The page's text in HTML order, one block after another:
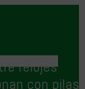
relojes
con pilas